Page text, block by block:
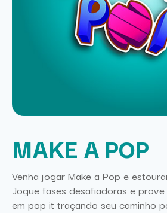
MAKE A POP
Venha jogar Make a Pop e
Jogue fases desafiadoras e
em pop it traçando seu caminho